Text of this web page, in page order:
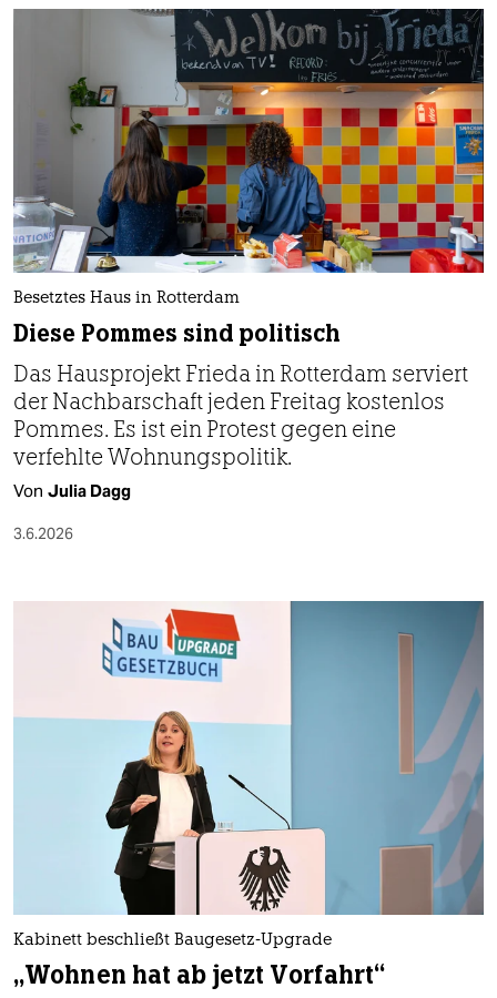
Besetztes Haus in Rotterdam
Diese Pommes sind politisch
Das Hausprojekt Frieda in Rotterdam serviert
der Nachbarschaft jeden Freitag kostenlos
Pommes. Es ist ein Protest gegen eine
verfehlte Wohnungspolitik.
Von Julia Dagg
3.6.2026
Kabinett beschließt Baugesetz-Upgrade
„Wohnen hat ab jetzt Vorfahrt“